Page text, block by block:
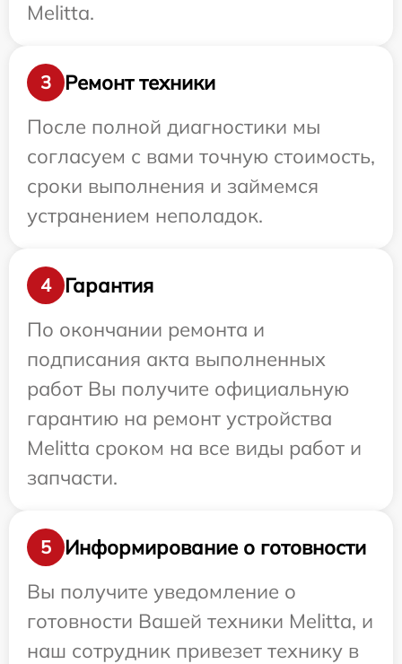
Melitta.
3
Ремонт техники
После полной диагностики мы
согласуем с вами точную стоимость,
сроки выполнения и займемся
устранением неполадок.
4
Гарантия
По окончании ремонта и
подписания акта выполненных
работ Вы получите официальную
гарантию на ремонт устройства
Melitta сроком на все виды работ и
запчасти.
5
Информирование о готовности
Вы получите уведомление о
готовности Вашей техники Melitta, и
наш сотрудник привезет технику в